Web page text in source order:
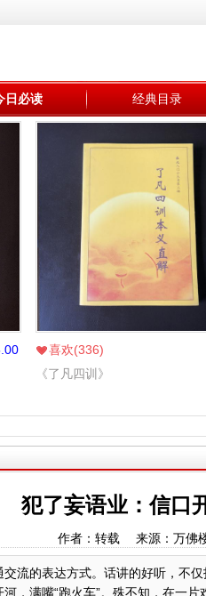
日必读 经典目录
喜欢(336)
《了凡四训》
犯了妄语业：信口
作者：转载 来源：万佛
流的表达方式。话讲的好听，不
，满嘴“跑火车”。殊不知，在一